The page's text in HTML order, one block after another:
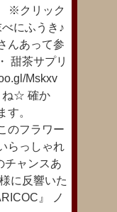
クリック
にふうき♪
んあって参
甜茶サプリ
Mskxv
☆ 確か
。
ラワー
らっしゃれ
チャンスあ
に反響いた
』 ノ